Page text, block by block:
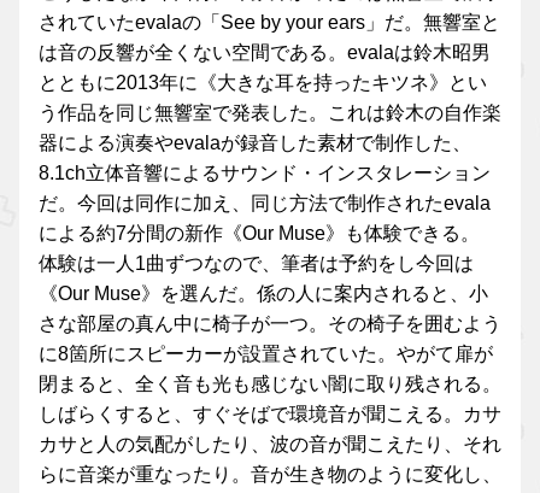
されていたevalaの「See by your ears」だ。無響室と
は音の反響が全くない空間である。evalaは鈴木昭男
とともに2013年に《大きな耳を持ったキツネ》とい
う作品を同じ無響室で発表した。これは鈴木の自作楽
器による演奏やevalaが録音した素材で制作した、
8.1ch立体音響によるサウンド・インスタレーション
だ。今回は同作に加え、同じ方法で制作されたevala
による約7分間の新作《Our Muse》も体験できる。
体験は一人1曲ずつなので、筆者は予約をし今回は
《Our Muse》を選んだ。係の人に案内されると、小
さな部屋の真ん中に椅子が一つ。その椅子を囲むよう
に8箇所にスピーカーが設置されていた。やがて扉が
閉まると、全く音も光も感じない闇に取り残される。
しばらくすると、すぐそばで環境音が聞こえる。カサ
カサと人の気配がしたり、波の音が聞こえたり、それ
らに音楽が重なったり。音が生き物のように変化し、